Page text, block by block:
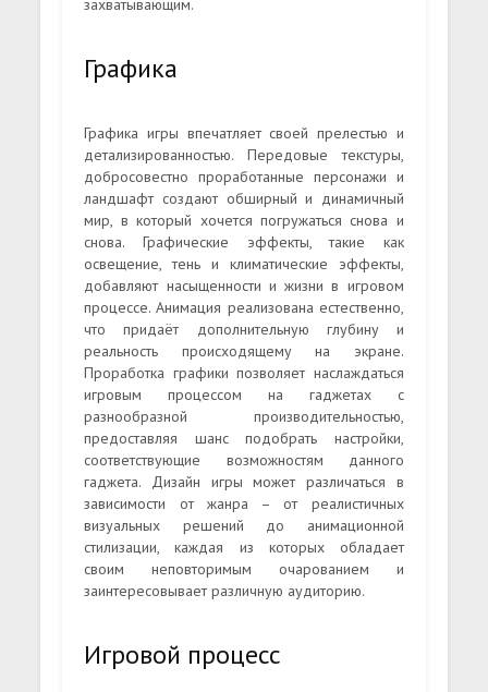
захватывающим.
Графика
Графика игры впечатляет своей прелестью и
детализированностью. Передовые текстуры,
добросовестно проработанные персонажи и
ландшафт создают обширный и динамичный
мир, в который хочется погружаться снова и
снова. Графические эффекты, такие как
освещение, тень и климатические эффекты,
добавляют насыщенности и жизни в игровом
процессе. Анимация реализована естественно,
что придаёт дополнительную глубину и
реальность происходящему на экране.
Проработка графики позволяет наслаждаться
игровым процессом на гаджетах с
разнообразной производительностью,
предоставляя шанс подобрать настройки,
соответствующие возможностям данного
гаджета. Дизайн игры может различаться в
зависимости от жанра – от реалистичных
визуальных решений до анимационной
стилизации, каждая из которых обладает
своим неповторимым очарованием и
заинтересовывает различную аудиторию.
Игровой процесс